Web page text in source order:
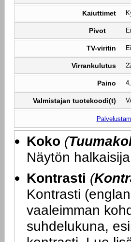
Kaiuttimet
Pivot Ei
TV-viritin
Virrankulutus
Paino
Valmistajan tuotekoodi(t)
Koko (
Näytön
Kontrasti (
Kontrasti
vaaleimman
suhdelukuna,